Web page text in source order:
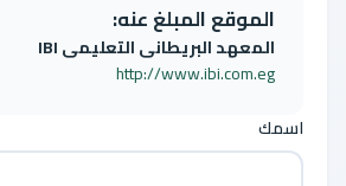
الموقع المبلغ عنه:
المعهد البريطانى التعليمى IBI
http://www.ibi.com.eg
اسمك